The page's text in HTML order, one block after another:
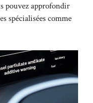
pouvez approfondir
spécialisées comme